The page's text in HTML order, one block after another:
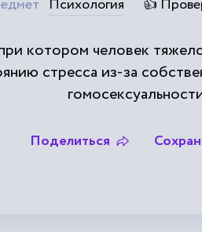
Психология 👍
котором человек
стресса из-за
Поделиться